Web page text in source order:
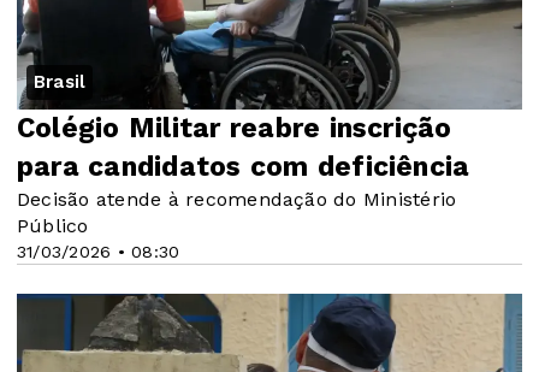
Brasil
31/03/2026 • 08:30
Colégio Militar reabre inscrição
para candidatos com deficiência
Decisão atende à recomendação do Ministério
Público